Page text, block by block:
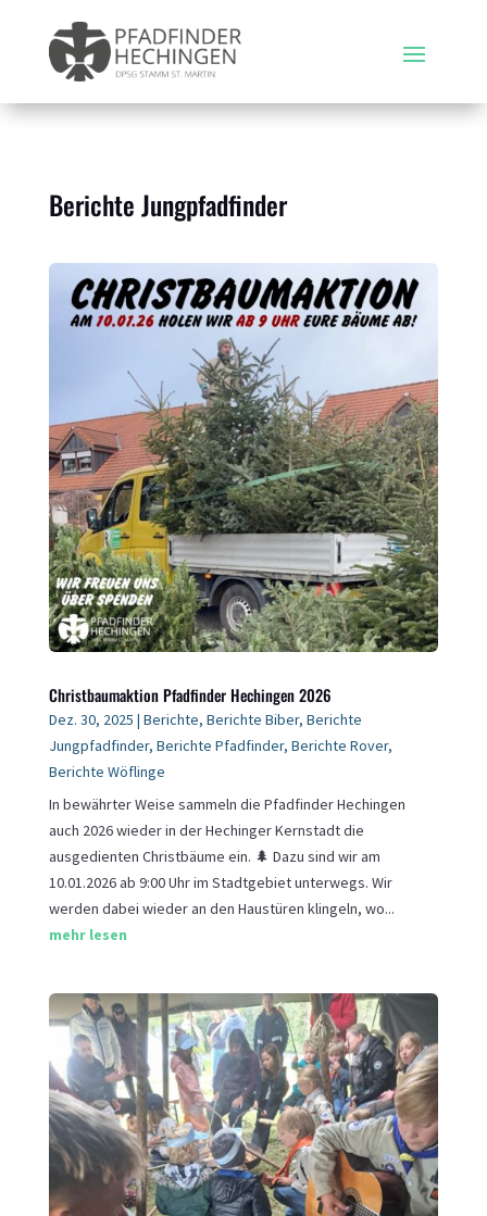
Berichte Jungpfadfinder
Christbaumaktion Pfadfinder Hechingen 2026
Dez. 30, 2025 | Berichte, Berichte Biber, Berichte
Jungpfadfinder, Berichte Pfadfinder, Berichte Rover,
Berichte Wöflinge
In bewährter Weise sammeln die Pfadfinder Hechingen
auch 2026 wieder in der Hechinger Kernstadt die
ausgedienten Christbäume ein. 🌲 Dazu sind wir am
10.01.2026 ab 9:00 Uhr im Stadtgebiet unterwegs. Wir
werden dabei wieder an den Haustüren klingeln, wo...
mehr lesen